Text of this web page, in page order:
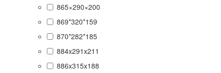
865×290×200
869*320*159
870*282*185
884x291x211
886x315x188